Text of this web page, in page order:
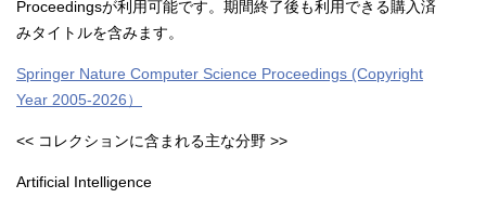
Proceedingsが利用可能です。期間終了後も利用できる購入済
みタイトルを含みます。
Springer Nature Computer Science Proceedings (Copyright
Year 2005-2026）
<< コレクションに含まれる主な分野 >>
Artificial Intelligence